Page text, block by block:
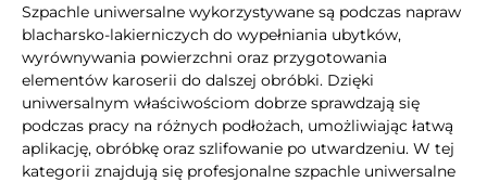
Szpachle uniwersalne wykorzystywane są podczas napraw
blacharsko-lakierniczych do wypełniania ubytków,
wyrównywania powierzchni oraz przygotowania
elementów karoserii do dalszej obróbki. Dzięki
uniwersalnym właściwościom dobrze sprawdzają się
podczas pracy na różnych podłożach, umożliwiając łatwą
aplikację, obróbkę oraz szlifowanie po utwardzeniu. W tej
kategorii znajdują się profesjonalne szpachle uniwersalne